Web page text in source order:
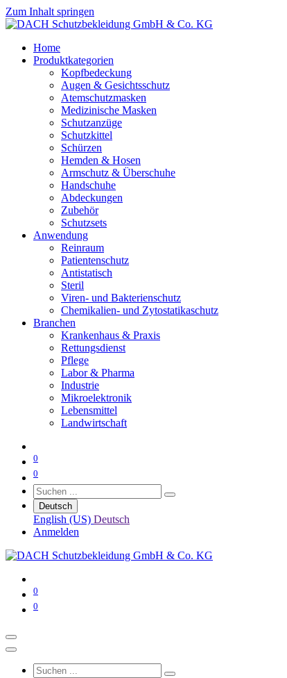
Zum Inhalt springen
Home
Produktkategorien
Kopfbedeckung
Augen & Gesichtsschutz
Atemschutzmasken
Medizinische Masken
Schutzanzüge
Schutzkittel
Schürzen
Hemden & Hosen
Armschutz & Überschuhe
Handschuhe
Abdeckungen
Zubehör
Schutzsets
Anwendung
Reinraum
Patientenschutz
Antistatisch
Steril
Viren- und Bakterienschutz
Chemikalien- und Zytostatikaschutz
Branchen
Krankenhaus & Praxis
Rettungsdienst
Pflege
Labor & Pharma
Industrie
Mikroelektronik
Lebensmittel
Landwirtschaft
0
0
Deutsch
English (US) Deutsch
Anmelden
0
0